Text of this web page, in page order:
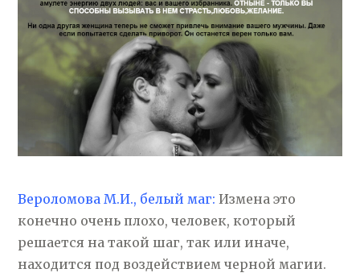
Вероломова М.И., белый маг: Измена это
конечно очень плохо, человек, который
решается на такой шаг, так или иначе,
находится под воздействием черной магии.